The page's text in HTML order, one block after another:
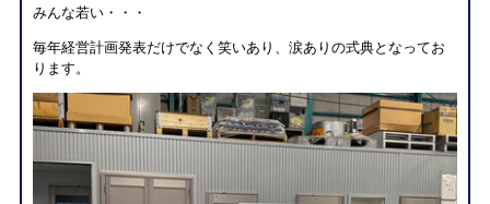
みんな若い・・・
毎年経営計画発表だけでなく笑いあり、涙ありの式典となってお
ります。